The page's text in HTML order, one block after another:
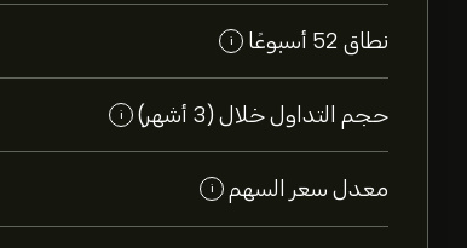
نطاق 52 أسبوعًا i
حجم التداول خلال (3 أشهر) i
معدل سعر السهم i